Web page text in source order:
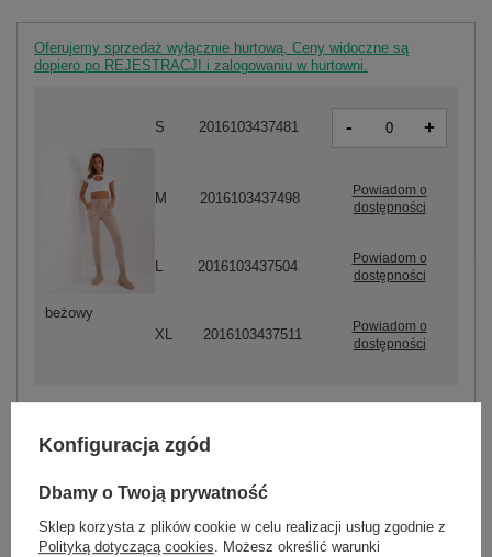
Oferujemy sprzedaż wyłącznie hurtową. Ceny widoczne są
dopiero po REJESTRACJI i zalogowaniu w hurtowni.
beżowy
S 2016103437481 - +
M 2016103437498
Powiadom o
dostępności
2016103437504
Powiadom o
dostępności
XL 2016103437511
Powiadom o
dostępności
ZALOGUJ SIĘ I ZOBACZ CENĘ
Zadzwoń+48 601 547 740 Zadaj pytanie
Konfiguracja zgód
Dbamy o Twoją prywatność
Sklep korzysta z plików cookie w celu realizacji usług zgodnie z
Polityką dotyczącą cookies. Możesz określić warunki